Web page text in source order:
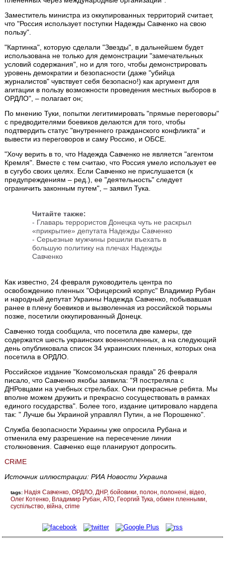
Заместитель министра из оккупированных территорий считает,
что "Россия использует поступки Надежды Савченко на свою
пользу".
"Картинка", которую сделали "Звезды", в дальнейшем будет
использована не только для демонстрации "замечательных
условий содержания", но и для того, чтобы демонстрировать
уровень демократии и безопасности (даже "убийца
журналистов" чувствует себя безопасно!) как аргумент для
агитации в пользу возможности проведения местных выборов в
ОРДЛО", – полагает он;
По мнению Туки, попытки легитимировать "прямые переговоры"
с предводителями боевиков делаются для того, чтобы
подтвердить статус "внутреннего гражданского конфликта" и
вывести из переговоров и саму Россию, и ОБСЕ.
"Хочу верить в то, что Надежда Савченко не является "агентом
Кремля". Вместе с тем считаю, что Россия умело использует ее
в сугубо своих целях. Если Савченко не прислушается (к
предупреждениям – ред.), ее "деятельность" следует
ограничить законным путем", – заявил Тука.
Читайте также:
- Главарь террористов Донецка чуть не раскрыл
«прикрытие» депутата Надежды Савченко
-Серьезные мужчины решили въехать в
большую политику на плечах Надежды
Савченко
Как известно, 24 февраля руководитель центра по
освобождению пленных "Офицерский корпус" Владимир Рубан
и народный депутат Украины Надежда Савченко, побывавшая
ранее в плену боевиков и вызволенная из российской тюрьмы
позже, посетили оккупированный Донецк.
Савченко тогда сообщила, что посетила две камеры, где
содержатся шесть украинских военнопленных, а на следующий
день опубликовала список 34 украинских пленных, которых она
посетила в ОРДЛО.
Российское издание "Комсомольская правда" 26 февраля
писало, что Савченко якобы заявила: "Я постреляла с
ДНРовцами на учебных стрельбах. Они прекрасные ребята. Мы
вполне можем дружить и прекрасно сосуществовать в рамках
единого государства". Более того, издание цитировало нардепа
так: " Лучше бы Украиной управлял Путин, а не Порошенко".
Служба безопасности Украины уже опросила Рубана и
отменила ему разрешение на пересечение линии
столкновения. Савченко еще планируют допросить.
CRiME
Источник иллюстрации: РИА Новости Украина
tags: Надія Савченко ОРДЛО ДНР бойовики полон полонені відео
Олег Котенко Владимир Рубан АТО Георгий Тука обмен пленными
суспільство війна crime